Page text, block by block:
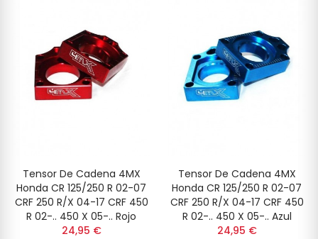
Tensor De Cadena 4MX
Honda CR 125/250 R 02-07
CRF 250 R/X 04-17 CRF 450
R 02-.. 450 X 05-.. Rojo
24,95 €
Tensor De Cadena 4MX
Honda CR 125/250 R 02-07
CRF 250 R/X 04-17 CRF 450
R 02-.. 450 X 05-.. Azul
24,95 €